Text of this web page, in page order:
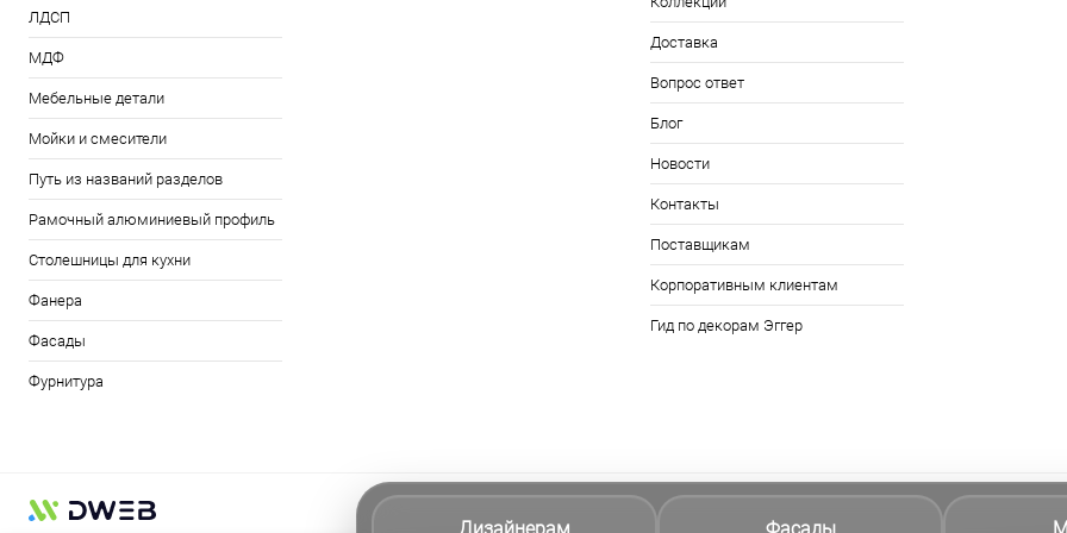
ЛДСП
МДФ
Мебельные детали
Мойки и смесители
Путь из названий разделов
Рамочный алюминиевый профиль
Столешницы для кухни
Фанера
Фасады
Фурнитура
Доставка
Вопрос ответ
Блог
Новости
Контакты
Поставщикам
Корпоративным клиентам
Гид по декорам Эггер